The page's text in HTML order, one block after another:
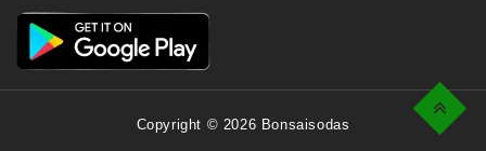
Copyright © 2026 Bonsaisodas